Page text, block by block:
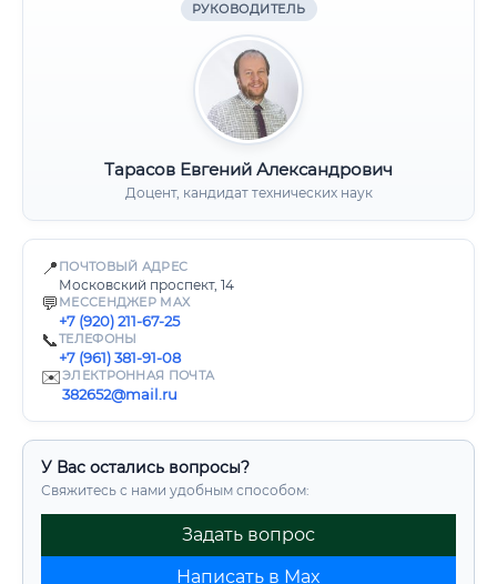
РУКОВОДИТЕЛЬ
Тарасов Евгений Александрович
Доцент, кандидат технических наук
📍 ПОЧТОВЫЙ АДРЕС
Московский проспект, 14
💬 МЕССЕНДЖЕР MAX
+7 (920) 211-67-25
📞ТЕЛЕФОНЫ
+7 (961) 381-91-08
✉️ЭЛЕКТРОННАЯ ПОЧТА
382652@mail.ru
У Вас остались вопросы?
Свяжитесь с нами удобным способом:
Задать вопрос
Написать в Max